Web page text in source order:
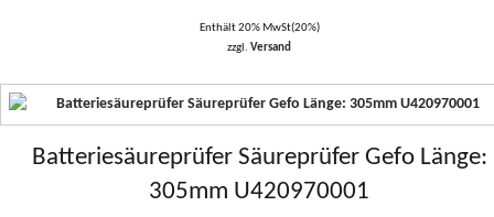
Enthält 20% MwSt(20%)
zzgl.Versand
Batteriesäureprüfer Säureprüfer Gefo Länge:
305mm U420970001